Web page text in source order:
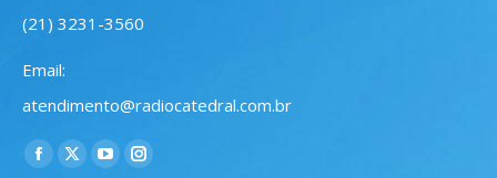
(21) 3231-3560
Email:
atendimento@radiocatedral.com.br
Encontre-nos em:
Facebook
X
YouTubeInstagram